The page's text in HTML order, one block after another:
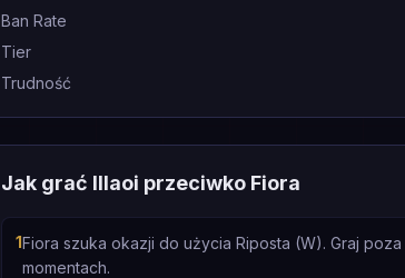
Ban Rate
Tier
Trudność
Jak grać Illaoi przeciwko Fiora
1Fiora szuka okazji do użycia Riposta (W). Graj
momentach.